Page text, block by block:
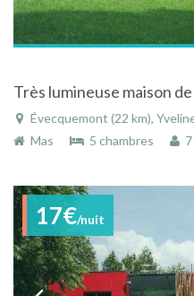
Évecquemont (22 km),
Mas
5 chambres
17€/nuit